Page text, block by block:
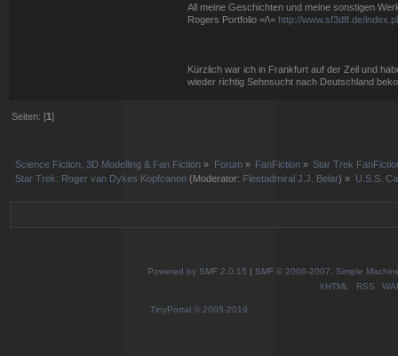
All meine Geschichten und meine sonstigen
Rogers Portfolio =/\= http://www.sf3dff.de/
Kürzlich war ich in Frankfurt auf der Zeil und
wieder richtig Sehnsucht nach Deutschland
Seiten: [1]
Science Fiction, 3D Modelling & Fan Fiction » Forum» FanFiction » Star Trek
Star Trek: Roger van Dykes Kopfcanon (Moderator: Fleetadmiral J.J. Belar) » U.S.S.
Powered by SMF 2.0.15 | SMF © 2006-2007, Simple
XHTML
RSS
TinyPortal © 2005-2019